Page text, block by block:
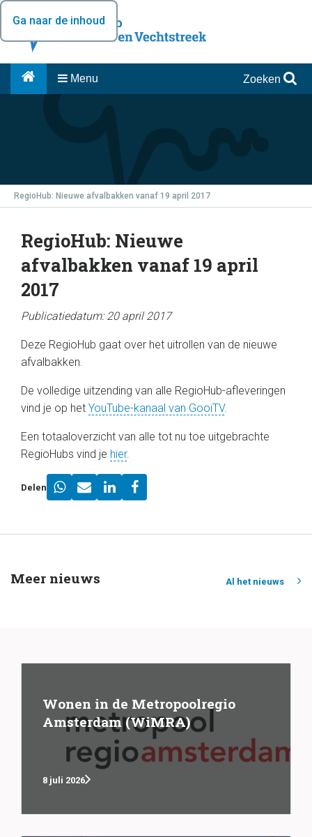
Ga naar de inhoud
Menu Zoeken
RegioHub: Nieuwe afvalbakken vanaf 19 april 2017
RegioHub: Nieuwe
afvalbakken vanaf 19 april
2017
Publicatiedatum: 20 april 2017
Deze RegioHub gaat over het uitrollen van de nieuwe
afvalbakken.
De volledige uitzending van alle RegioHub-afleveringen
vind je op het YouTube-kanaal van GooiTV.
Een totaaloverzicht van alle tot nu toe uitgebrachte
RegioHubs vind je hier.
Delen
Meer nieuws Al het nieuws
Wonen in de Metropoolregio
Amsterdam (WiMRA)
8 juli 2026